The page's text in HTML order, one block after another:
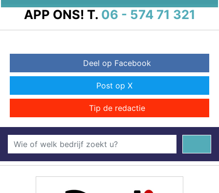
APP ONS! T. 06 - 574 71 321
Deel op Facebook
Post op X
Tip de redactie